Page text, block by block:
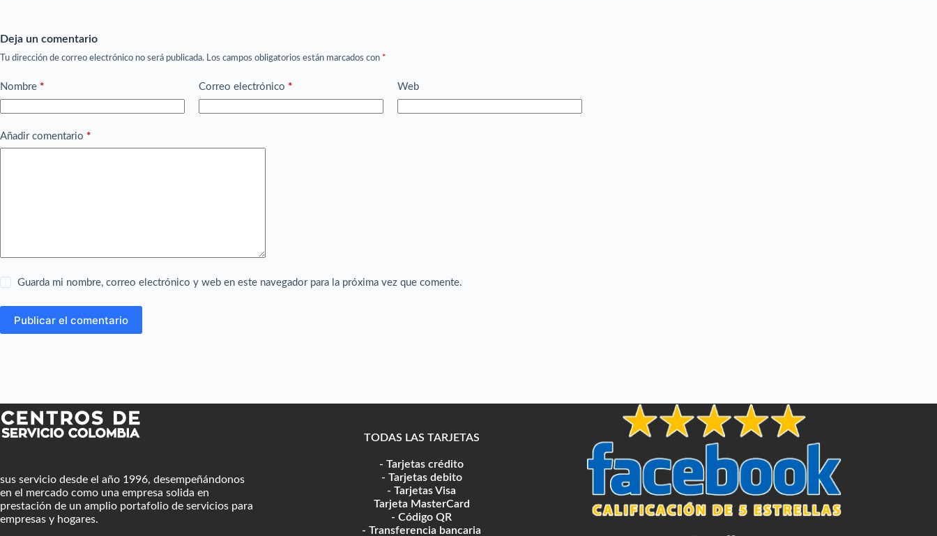
Deja un comentario
Tu dirección de correo electrónico no será publicada. Los campos obligatorios están marcados con *
Nombre * Correo electrónico * Web
Añadir comentario *
Guarda mi nombre, correo electrónico y web en este navegador para la próxima vez que comente.
Publicar el comentario
sus servicio desde el año 1996, desempeñándonos
en el mercado como una empresa solida en
prestación de un amplio portafolio de servicios para
empresas y hogares.
TODAS LAS TARJETAS
- Tarjetas crédito
- Tarjetas debito
- Tarjetas Visa
Tarjeta MasterCard
- Código QR
- Transferencia bancaria